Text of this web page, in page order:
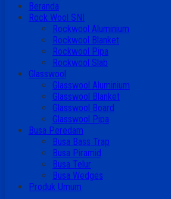
Beranda
Rock Wool SNI
Rockwool Aluminium
Rockwool Blanket
Rockwool Pipa
Rockwool Slab
Glasswool
Glasswool Aluminium
Glasswool Blanket
Glasswool Board
Glasswool Pipa
Busa Peredam
Busa Bass Trap
Busa Piramid
Busa Telur
Busa Wedges
Produk Umum